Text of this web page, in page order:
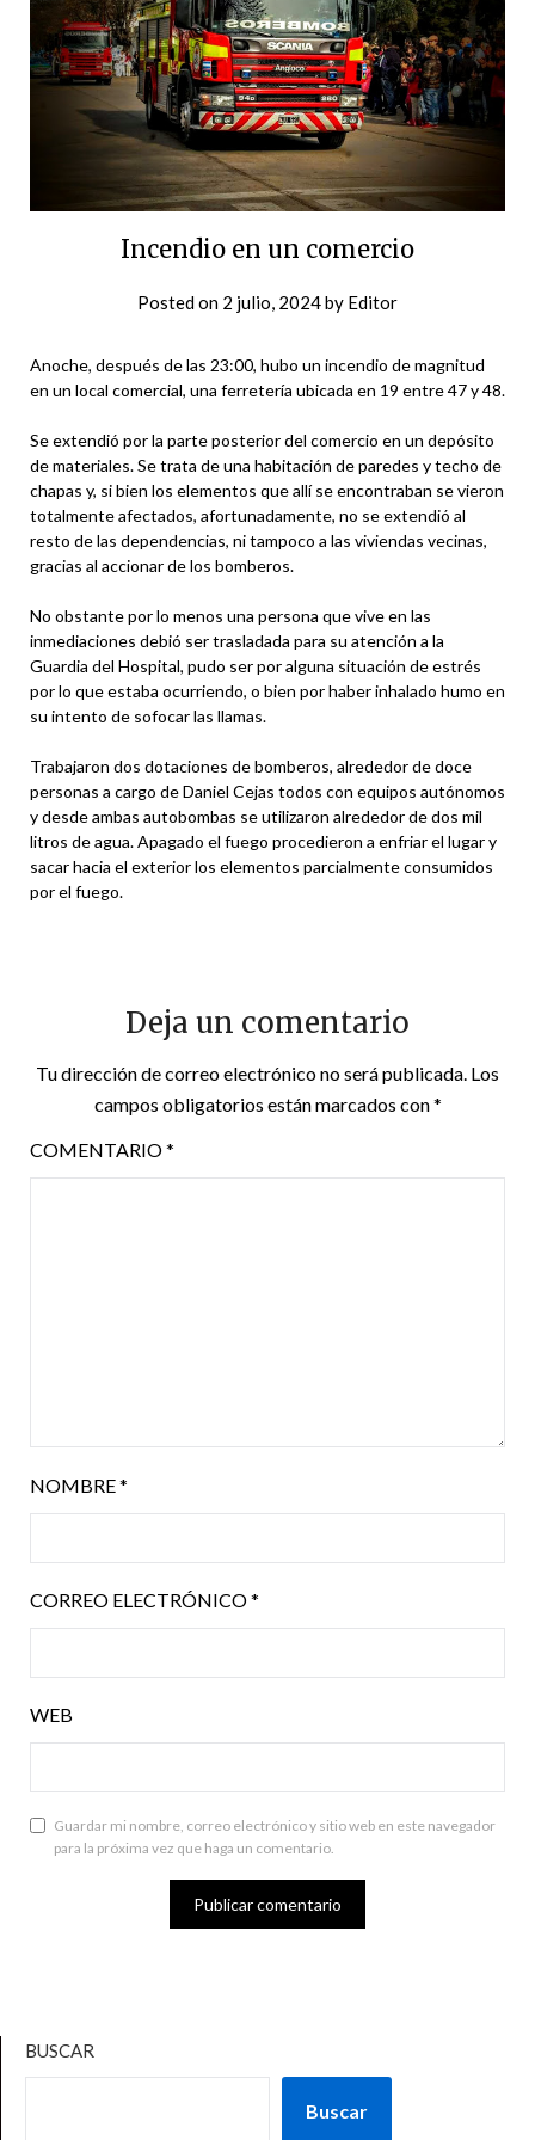
Incendio en un comercio
Posted on 2 julio, 2024by Editor
Anoche, después de las 23:00, hubo un incendio de magnitud
en un local comercial, una ferretería ubicada en 19 entre 47 y 48.
Se extendió por la parte posterior del comercio en un depósito
de materiales. Se trata de una habitación de paredes y techo de
chapas y, si bien los elementos que allí se encontraban se vieron
totalmente afectados, afortunadamente, no se extendió al
resto de las dependencias, ni tampoco a las viviendas vecinas,
gracias al accionar de los bomberos.
No obstante por lo menos una persona que vive en las
inmediaciones debió ser trasladada para su atención a la
Guardia del Hospital, pudo ser por alguna situación de estrés
por lo que estaba ocurriendo, o bien por haber inhalado humo en
su intento de sofocar las llamas.
Trabajaron dos dotaciones de bomberos, alrededor de doce
personas a cargo de Daniel Cejas todos con equipos autónomos
y desde ambas autobombas se utilizaron alrededor de dos mil
litros de agua. Apagado el fuego procedieron a enfriar el lugar y
sacar hacia el exterior los elementos parcialmente consumidos
por el fuego.
Deja un comentario
Tu dirección de correo electrónico no será publicada. Los
campos obligatorios están marcados con*
COMENTARIO*
NOMBRE*
CORREO ELECTRÓNICO*
WEB
Guardar mi nombre, correo electrónico y sitio web en este navegador
para la próxima vez que haga un comentario.
BUSCAR
Buscar